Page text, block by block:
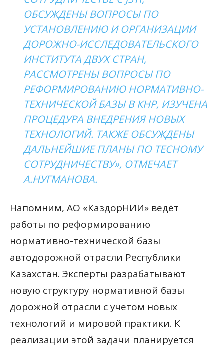
ОБСУЖДЕНЫ ВОПРОСЫ ПО
УСТАНОВЛЕНИЮ И ОРГАНИЗАЦИИ
ДОРОЖНО-ИССЛЕДОВАТЕЛЬСКОГО
ИНСТИТУТА ДВУХ СТРАН,
РАССМОТРЕНЫ ВОПРОСЫ ПО
РЕФОРМИРОВАНИЮ НОРМАТИВНО-
ТЕХНИЧЕСКОЙ БАЗЫ В КНР, ИЗУЧЕНА
ПРОЦЕДУРА ВНЕДРЕНИЯ НОВЫХ
ТЕХНОЛОГИЙ. ТАКЖЕ ОБСУЖДЕНЫ
ДАЛЬНЕЙШИЕ ПЛАНЫ ПО ТЕСНОМУ
СОТРУДНИЧЕСТВУ», ОТМЕЧАЕТ
А.НУГМАНОВА.
Напомним, АО «КаздорНИИ» ведёт
работы по реформированию
нормативно-технической базы
автодорожной отрасли Республики
Казахстан. Эксперты разрабатывают
новую структуру нормативной базы
дорожной отрасли с учетом новых
технологий и мировой практики. К
реализации этой задачи планируется